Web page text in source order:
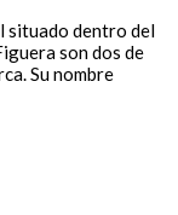
situado dentro del
son dos de
Su nombre